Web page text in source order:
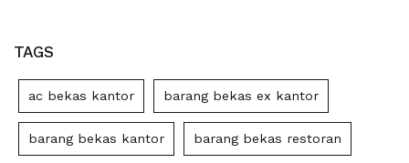
TAGS
ac bekas kantor barang bekas ex kantor
barang bekas kantor barang bekas restoran